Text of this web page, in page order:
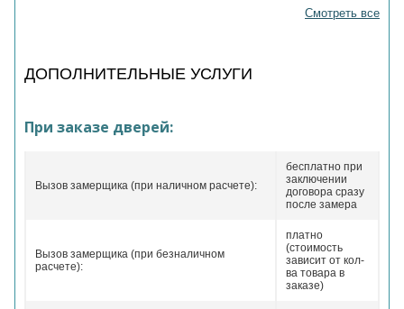
Смотреть все
ДОПОЛНИТЕЛЬНЫЕ УСЛУГИ
При заказе дверей:
Вызов замерщика (при наличном расчете):
бесплатно при
заключении
договора сразу
после замера
Вызов замерщика (при безналичном
расчете):
платно
(стоимость
зависит от кол-
ва товара в
заказе)